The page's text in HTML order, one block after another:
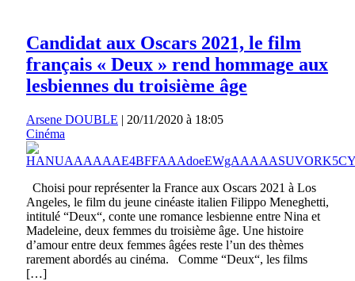
Candidat aux Oscars 2021, le film
français « Deux » rend hommage aux
lesbiennes du troisième âge
Arsene DOUBLE | 20/11/2020 à 18:05
Cinéma
Choisi pour représenter la France aux Oscars 2021 à Los
Angeles, le film du jeune cinéaste italien Filippo Meneghetti,
intitulé “Deux“, conte une romance lesbienne entre Nina et
Madeleine, deux femmes du troisième âge. Une histoire
d’amour entre deux femmes âgées reste l’un des thèmes
rarement abordés au cinéma. Comme “Deux“, les films
[…]